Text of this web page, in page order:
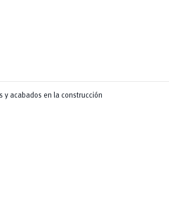
y acabados en la construcción